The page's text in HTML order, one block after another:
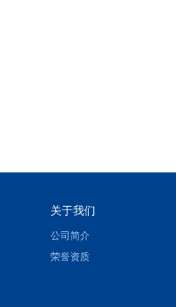
关于我们
公司简介
荣誉资质